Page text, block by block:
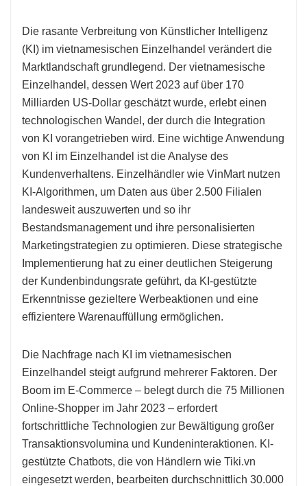
Die rasante Verbreitung von Künstlicher Intelligenz
(KI) im vietnamesischen Einzelhandel verändert die
Marktlandschaft grundlegend. Der vietnamesische
Einzelhandel, dessen Wert 2023 auf über 170
Milliarden US-Dollar geschätzt wurde, erlebt einen
technologischen Wandel, der durch die Integration
von KI vorangetrieben wird. Eine wichtige Anwendung
von KI im Einzelhandel ist die Analyse des
Kundenverhaltens. Einzelhändler wie VinMart nutzen
KI-Algorithmen, um Daten aus über 2.500 Filialen
landesweit auszuwerten und so ihr
Bestandsmanagement und ihre personalisierten
Marketingstrategien zu optimieren. Diese strategische
Implementierung hat zu einer deutlichen Steigerung
der Kundenbindungsrate geführt, da KI-gestützte
Erkenntnisse gezieltere Werbeaktionen und eine
effizientere Warenauffüllung ermöglichen.
Die Nachfrage nach KI im vietnamesischen
Einzelhandel steigt aufgrund mehrerer Faktoren. Der
Boom im E-Commerce – belegt durch die 75 Millionen
Online-Shopper im Jahr 2023 – erfordert
fortschrittliche Technologien zur Bewältigung großer
Transaktionsvolumina und Kundeninteraktionen. KI-
gestützte Chatbots, die von Händlern wie Tiki.vn
eingesetzt werden, bearbeiten durchschnittlich 30.000